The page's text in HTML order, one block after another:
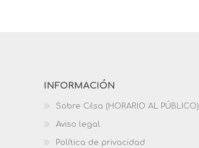
INFORMACIÓN
Sobre Cilsa (HORARIO AL PÚBLICO)
Aviso legal
Política de privacidad